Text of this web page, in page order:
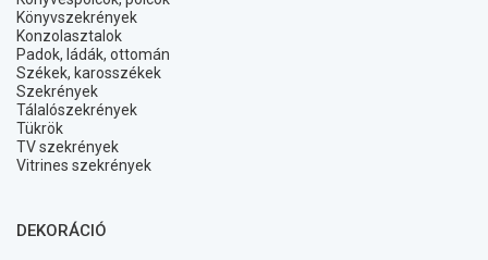
Könyvszekrények
Konzolasztalok
Padok, ládák, ottomán
Székek, karosszékek
Szekrények
Tálalószekrények
Tükrök
TV szekrények
Vitrines szekrények
DEKORÁCIÓ